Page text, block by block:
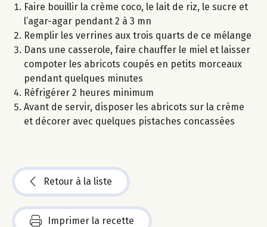
Faire bouillir la crème coco, le lait de riz, le sucre et
l’agar-agar pendant 2 à 3 mn
Remplir les verrines aux trois quarts de ce mélange
Dans une casserole, faire chauffer le miel et laisser
compoter les abricots coupés en petits morceaux
pendant quelques minutes
Réfrigérer 2 heures minimum
Avant de servir, disposer les abricots sur la crème
et décorer avec quelques pistaches concassées
Retour à la liste
Imprimer la recette